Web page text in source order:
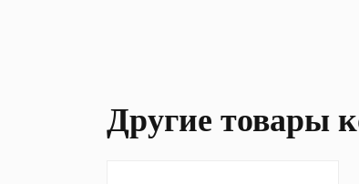
Другие товары